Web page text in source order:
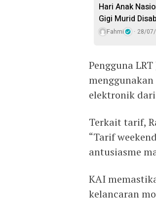
Hari Anak
Gigi Murid
Fahmi 28/
Pengguna
elektronik
Terkait tarif,
“Tarif
antusiasme
KAI
kelancaran